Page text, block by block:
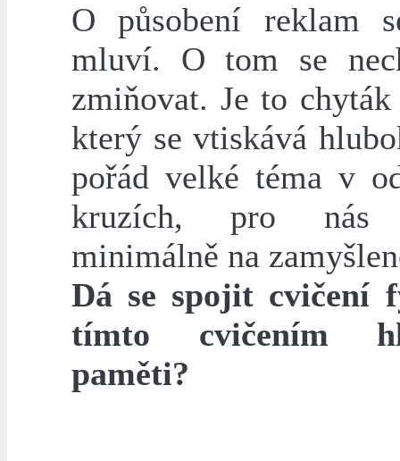
O působení reklam
mluví. O tom se
zmiňovat. Je to
který se vtiskává
pořád velké téma v
kruzích, pro
minimálně na
Dá se spojit cvičení
tímto cvičením
paměti?